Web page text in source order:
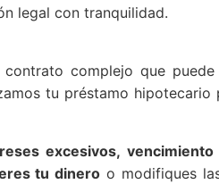
legal con tranquilidad.
complejo que
tu préstamo hipotecario
excesivos, vencimiento
tu dinero o modifiques